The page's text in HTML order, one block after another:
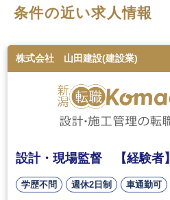
条件の近い求人情報
株式会社 山田建設(建設業)
設計・現場監督 【経験者】
学歴不問 週休2日制 車通勤可